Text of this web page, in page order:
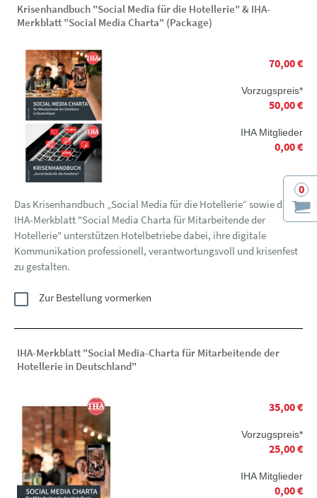
0
Krisenhandbuch "Social Media für die Hotellerie" & IHA-
Merkblatt "Social Media Charta" (Package)
70,00 €
Vorzugspreis*
50,00 €
IHA Mitglieder
0,00 €
Das Krisenhandbuch „Social Media für die Hotellerie“ sowie das
IHA-Merkblatt "Social Media Charta für Mitarbeitende der
Hotellerie" unterstützen Hotelbetriebe dabei, ihre digitale
Kommunikation professionell, verantwortungsvoll und krisenfest
zu gestalten.
Zur Bestellung vormerken
IHA-Merkblatt "Social Media-Charta für Mitarbeitende der
Hotellerie in Deutschland"
35,00 €
Vorzugspreis*
25,00 €
IHA Mitglieder
0,00 €